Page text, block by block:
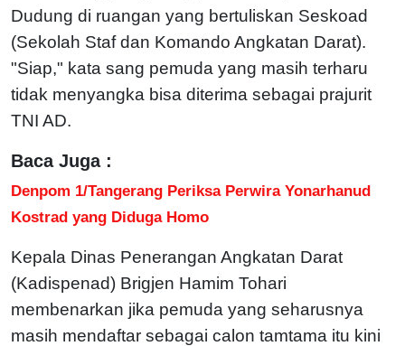
Dudung di ruangan yang bertuliskan Seskoad
(Sekolah Staf dan Komando Angkatan Darat).
"Siap," kata sang pemuda yang masih terharu
tidak menyangka bisa diterima sebagai prajurit
TNI AD.
Baca Juga :
Denpom 1/Tangerang Periksa Perwira Yonarhanud
Kostrad yang Diduga Homo
Kepala Dinas Penerangan Angkatan Darat
(Kadispenad) Brigjen Hamim Tohari
membenarkan jika pemuda yang seharusnya
masih mendaftar sebagai calon tamtama itu kini